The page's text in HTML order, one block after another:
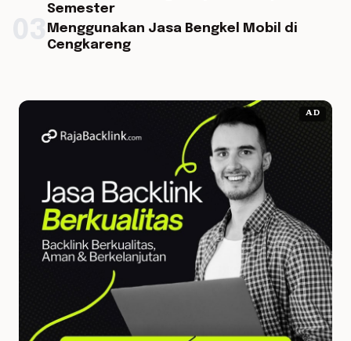
Semester
Menggunakan Jasa Bengkel Mobil di
Cengkareng
AD